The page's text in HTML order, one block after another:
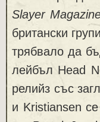
Slayer
британски
трябвало да
лейбъл Head
релийз със
и Kristiansen